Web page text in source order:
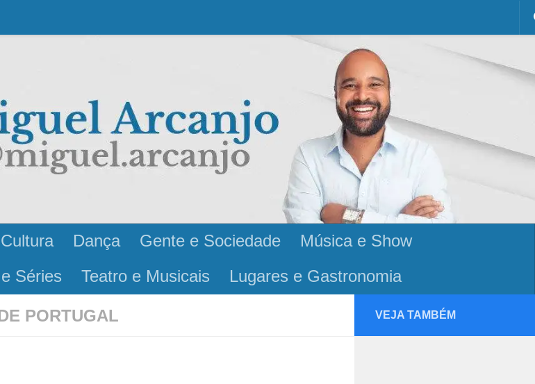
Cultura Dança Gente e Sociedade
Música e Show
Séries Teatro e Musicais Lugares e Gastronomia
PORTUGAL VEJA TAMBÉM